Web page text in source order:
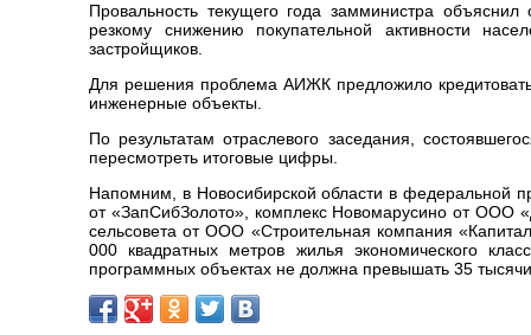
Провальность текущего года замминистра
резкому снижению покупательной активности
застройщиков.
Для решения проблема АИЖК предложило
инженерные объекты.
По результатам отраслевого заседания,
пересмотреть итоговые цифры.
Напомним, в Новосибирской области в федеральной
от «ЗапСибЗолото», комплекс Новомарусино от ООО
сельсовета от ООО «Строительная компания
000 квадратных метров жилья экономического
программных объектах не должна превышать 35